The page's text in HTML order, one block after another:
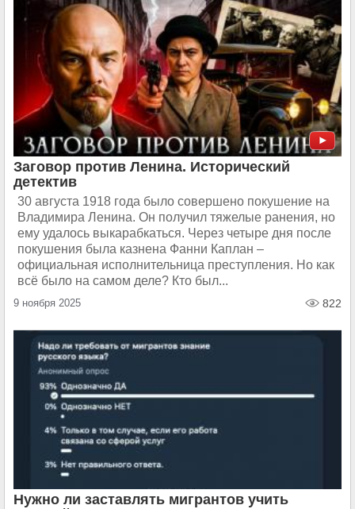
Заговор против Ленина. Исторический
детектив
30 августа 1918 года было совершено покушение на
Владимира Ленина. Он получил тяжелые ранения, но
ему удалось выкарабкаться. Через четыре дня после
покушения была казнена Фанни Каплан –
официальная исполнительница преступления. Но как
всё было на самом деле? Кто был...
9 ноября 2025 822
Нужно ли заставлять мигрантов учить